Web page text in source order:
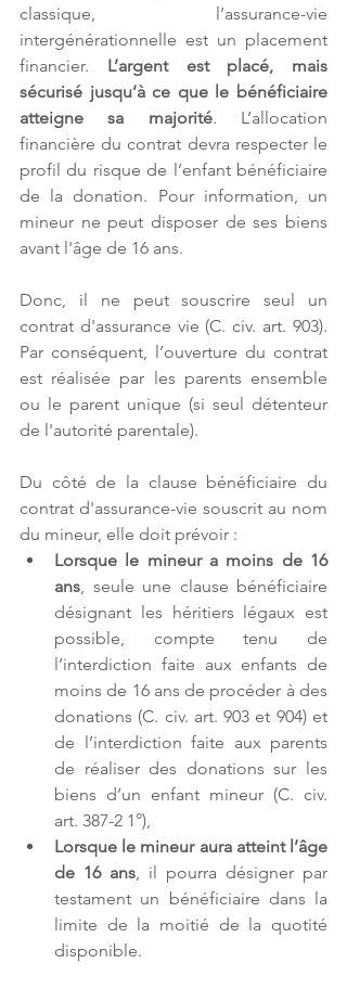
classique, l’assurance-vie
intergénérationnelle est un placement
financier. L’argent est placé, mais
sécurisé jusqu’à ce que le bénéficiaire
atteigne sa majorité. L’allocation
financière du contrat devra respecter le
profil du risque de l’enfant bénéficiaire
de la donation. Pour information, un
mineur ne peut disposer de ses biens
avant l'âge de 16 ans.
Donc, il ne peut souscrire seul un
contrat d'assurance vie (C. civ. art. 903).
Par conséquent, l’ouverture du contrat
est réalisée par les parents ensemble
ou le parent unique (si seul détenteur
de l'autorité parentale).
Du côté de la clause bénéficiaire du
contrat d'assurance-vie souscrit au nom
du mineur, elle doit prévoir :
Lorsque le mineur a moins de 16
ans, seule une clause bénéficiaire
désignant les héritiers légaux est
possible, compte tenu de
l’interdiction faite aux enfants de
moins de 16 ans de procéder à des
donations (C. civ. art. 903 et 904) et
de l’interdiction faite aux parents
de réaliser des donations sur les
biens d’un enfant mineur (C. civ.
art. 387-2 1°),
Lorsque le mineur aura atteint l’âge
de 16 ans, il pourra désigner par
testament un bénéficiaire dans la
limite de la moitié de la quotité
disponible.